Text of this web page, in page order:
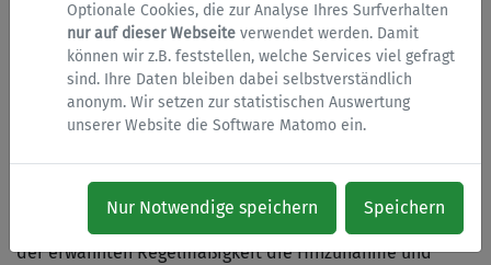
Optionale Cookies, die zur Analyse Ihres Surfverhalten
nur auf dieser Webseite verwendet werden. Damit
können wir z.B. feststellen, welche Services viel gefragt
sind. Ihre Daten bleiben dabei selbstverständlich
anonym. Wir setzen zur statistischen Auswertung
unserer Website die Software Matomo ein.
Nur Notwendige speichern Speichern
Eine vollständige Vereinbarkeit mit den Anforderungen
gemäß BITV ist nicht fortlaufend gegeben, da unter
anderem sowohl die BITV selbst, als auch dieses
Internetportal Änderungen unterliegen. Diese
Internetseite verfolgt daher eine kontinuierliche
und in wachsendem Maße. Gewährleistet wird dies durch
einen Qualitätssicherungsprozess. Dieser umfasst neben
der erwähnten Regelmäßigkeit die Hinzunahme und